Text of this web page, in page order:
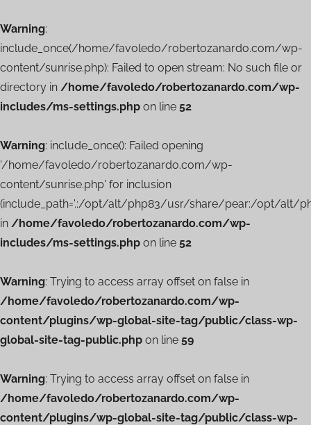
Warning:
include_once(/home/favoledo/robertozanardo.com/wp-
content/sunrise.php): Failed to open stream: No such file or
directory in /home/favoledo/robertozanardo.com/wp-
includes/ms-settings.php on line 52
Warning: include_once(): Failed opening
'/home/favoledo/robertozanardo.com/wp-
content/sunrise.php' for inclusion
(include_path='.:/opt/alt/php83/usr/share/pear:/opt/alt/
in /home/favoledo/robertozanardo.com/wp-
includes/ms-settings.php on line 52
Warning: Trying to access array offset on false in
/home/favoledo/robertozanardo.com/wp-
content/plugins/wp-global-site-tag/public/class-wp-
global-site-tag-public.php on line 59
Warning: Trying to access array offset on false in
/home/favoledo/robertozanardo.com/wp-
content/plugins/wp-global-site-tag/public/class-wp-